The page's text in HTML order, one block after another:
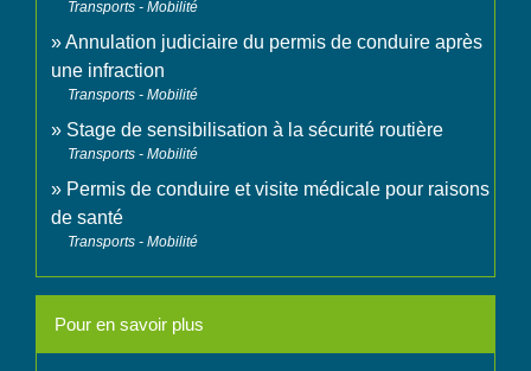
Transports - Mobilité
Annulation judiciaire du permis de conduire après
une infraction
Transports - Mobilité
Stage de sensibilisation à la sécurité routière
Transports - Mobilité
Permis de conduire et visite médicale pour raisons
de santé
Transports - Mobilité
Pour en savoir plus